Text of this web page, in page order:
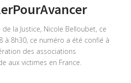
la Justice, Nicole Belloubet, ce
à 8h30, ce numéro a été confié à
des associations
aux victimes en France.